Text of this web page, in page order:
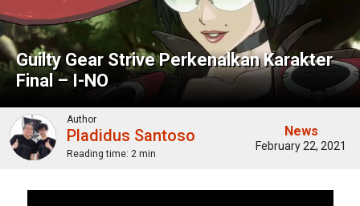
Guilty Gear Strive Perkenalkan Karakter
Final – I-NO
Author
Pladidus Santoso
Reading time: 2 min
News
February 22, 2021